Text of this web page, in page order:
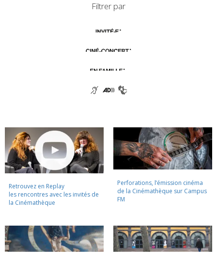
Filtrer par
Retrouvez en Replay
les rencontres avec les invités de
la Cinémathèque
Perforations, l’émission cinéma
de la Cinémathèque sur Campus
FM